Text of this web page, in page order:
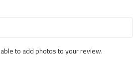
to add photos to your review.